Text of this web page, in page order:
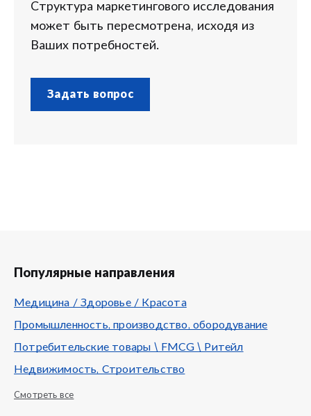
Структура маркетингового исследования
может быть пересмотрена, исходя из
Ваших потребностей.
Задать вопрос
Популярные направления
Медицина / Здоровье / Красота
Промышленность, производство, обородувание
Потребительские товары \ FMCG \ Ритейл
Недвижимость, Строительство
Смотреть все